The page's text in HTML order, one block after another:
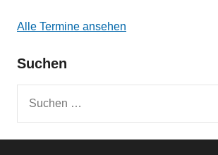
Alle Termine ansehen
Suchen